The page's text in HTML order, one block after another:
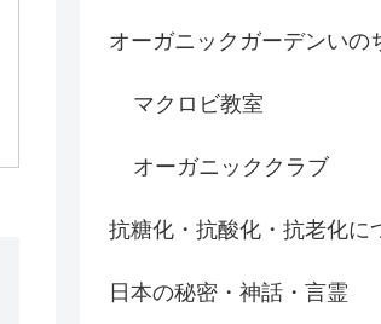
オーガニックガーデンいの
マクロビ教室
オーガニッククラブ
抗糖化・抗酸化・抗老化に
日本の秘密・神話・言霊